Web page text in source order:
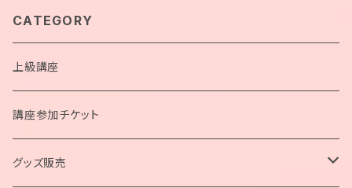
CATEGORY
上級講座
講座参加チケット
グッズ販売